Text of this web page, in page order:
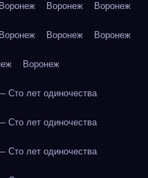
Воронеж Воронеж Воронеж
Воронеж Воронеж Воронеж
Воронеж
Сто лет одиночества
Сто лет одиночества
Сто лет одиночества